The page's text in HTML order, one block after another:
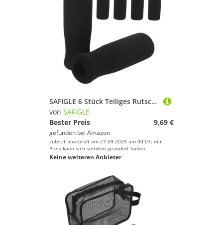
SAFIGLE 6 Stück Teiliges Rutschfester Schaumstoff-griffüberzüge für Gehstöcke und Rollatoren Stoßdämpfend Hygienisch Angenehm Geeignet für Senioren und Mobilitätshilfen
von SAFIGLE
Bester Preis
9,69 €
gefunden bei Amazon
zuletzt überprüft am 27.09.2025 um 00:03; der
Preis kann sich seitdem geändert haben.
Keine weiteren Anbieter